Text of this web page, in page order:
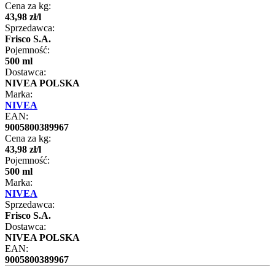
Cena za kg:
43,98 zł/l
Sprzedawca:
Frisco S.A.
Pojemność:
500 ml
Dostawca:
NIVEA POLSKA
Marka:
NIVEA
EAN:
9005800389967
Cena za kg:
43,98 zł/l
Pojemność:
500 ml
Marka:
NIVEA
Sprzedawca:
Frisco S.A.
Dostawca:
NIVEA POLSKA
EAN:
9005800389967